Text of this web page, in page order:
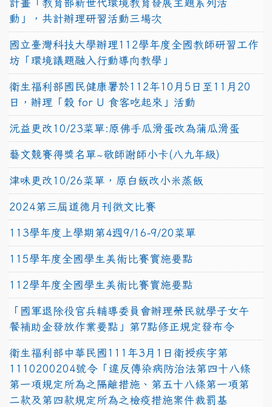
計畫「教育部新世代環境教育發展主題系列活
動」，共計辦理研習活動三場次
國立臺灣科技大學辦理112學年度全國教師研習工作
坊「環境議題融入行動導向教學」
衛生福利部國民健康署於112年10月5日至11月20
日，辦理「穀 for U 食客吃起來」活動
沅益更改10/23菜單:原佛手瓜滑蛋改為蒲瓜滑蛋
藝文競賽得獎名單~敬師謝師小卡(八九年級)
津味更改10/26菜單，原白飯改小米蒸飯
2024第三屆道德月刊徵文比賽
113學年度上學期第4週9/16-9/20菜單
115學年度全國學生美術比賽實施要點
112學年度全國學生美術比賽實施要點
「國軍退除役官兵輔導委員會辦理榮民就學子女午
餐補助金發放作業要點」第7點修正規定發布令
衛生福利部中華民國111年3月1日衛授疾字第
1110200204號令「違反傳染病防治法第四十八條
第一項規定所為之隔離措施、第五十八條第一項第
二款及第四款規定所為之檢疫措施案件裁罰基